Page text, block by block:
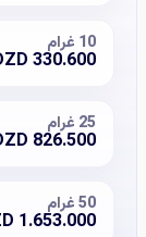
10 غرام
330.600
25 غرام
826.500
50غرام
1.653.000